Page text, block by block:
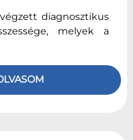
diagnosztikus
melyek a